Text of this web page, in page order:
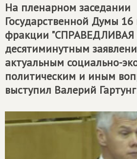
На пленарном заседании
Государственной Думы
фракции "СПРАВЕДЛИВАЯ
десятиминутным
актуальным социально-
политическим и иным
выступил Валерий